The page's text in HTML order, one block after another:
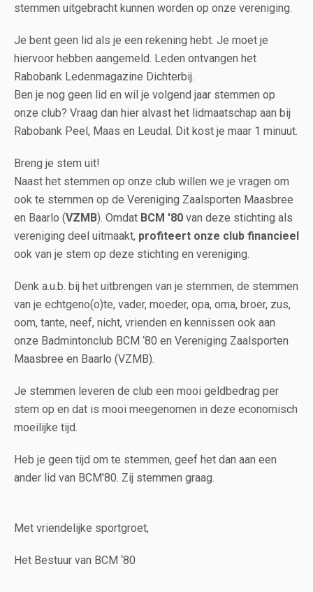
stemmen uitgebracht kunnen worden op onze vereniging.
Je bent geen lid als je een rekening hebt. Je moet je
hiervoor hebben aangemeld. Leden ontvangen het
Rabobank Ledenmagazine Dichterbij.
Ben je nog geen lid en wil je volgend jaar stemmen op
onze club? Vraag dan hier alvast het lidmaatschap aan bij
Rabobank Peel, Maas en Leudal. Dit kost je maar 1 minuut.
Breng je stem uit!
Naast het stemmen op onze club willen we je vragen om
ook te stemmen op de Vereniging Zaalsporten Maasbree
en Baarlo (VZMB). Omdat BCM '80 van deze stichting als
vereniging deel uitmaakt, profiteert onze club financieel
ook van je stem op deze stichting en vereniging.
Denk a.u.b. bij het uitbrengen van je stemmen, de stemmen
van je echtgeno(o)te, vader, moeder, opa, oma, broer, zus,
oom, tante, neef, nicht, vrienden en kennissen ook aan
onze Badmintonclub BCM ‘80 en Vereniging Zaalsporten
Maasbree en Baarlo (VZMB).
Je stemmen leveren de club een mooi geldbedrag per
stem op en dat is mooi meegenomen in deze economisch
moeilijke tijd.
Heb je geen tijd om te stemmen, geef het dan aan een
ander lid van BCM'80. Zij stemmen graag.
Met vriendelijke sportgroet,
Het Bestuur van BCM ‘80